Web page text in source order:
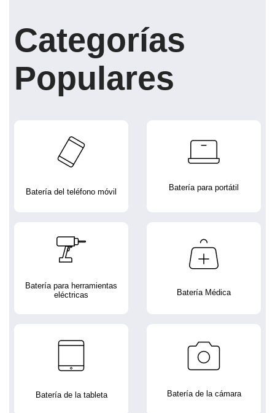
Categorías
Populares
Batería del teléfono móvil Batería para portátil
Batería para herramientas
eléctricas
Batería Médica
Batería de la tableta Batería de la cámara